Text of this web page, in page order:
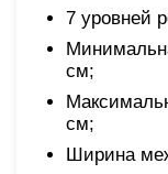
7 уровней
см;
см;
Ширина